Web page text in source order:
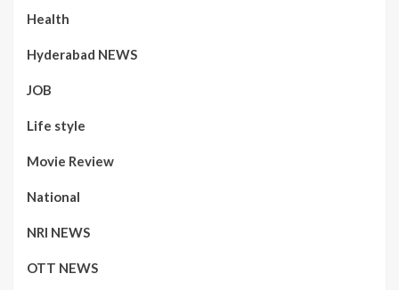
Health
Hyderabad NEWS
JOB
Life style
Movie Review
National
NRI NEWS
OTT NEWS